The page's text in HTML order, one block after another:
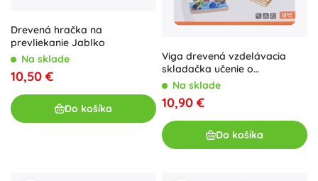
Drevená hračka na
prevliekanie Jablko
Na sklade
10,50 €
Do košíka
Viga drevená vzdelávacia
skladačka učenie o
vzdialenosti 2v1
Na sklade
10,90 €
Do košíka